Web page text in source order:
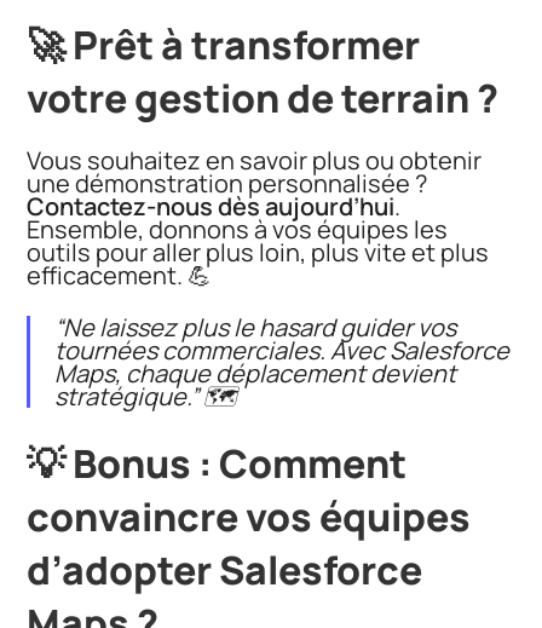
🚀 Prêt à transformer
votre gestion de terrain ?
Vous souhaitez en savoir plus ou obtenir
une démonstration personnalisée ?
Contactez-nous dès aujourd’hui.
Ensemble, donnons à vos équipes les
outils pour aller plus loin, plus vite et plus
efficacement. 💪
“Ne laissez plus le hasard guider vos
tournées commerciales. Avec Salesforce
Maps, chaque déplacement devient
stratégique.”🗺️
💡 Bonus : Comment
convaincre vos équipes
d’adopter Salesforce